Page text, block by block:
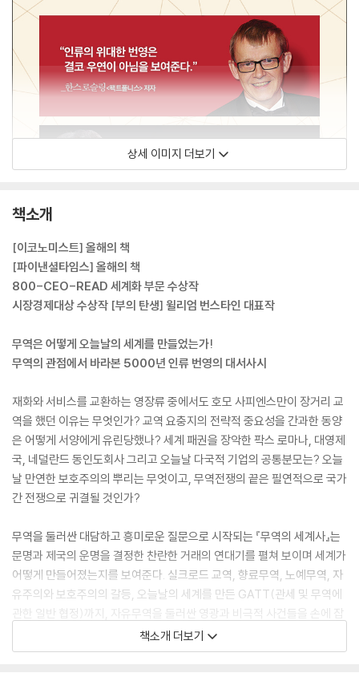
상세 이미지 더보기
책소개
[이코노미스트] 올해의 책
[파이낸셜타임스] 올해의 책
800-CEO-READ 세계화 부문 수상작
시장경제대상 수상작 [부의 탄생] 윌리엄 번스타인 대표작
무역은 어떻게 오늘날의 세계를 만들었는가!
무역의 관점에서 바라본 5000년 인류 번영의 대서사시
재화와 서비스를 교환하는 영장류 중에서도 호모 사피엔스만이 장거리 교
역을 했던 이유는 무엇인가? 교역 요충지의 전략적 중요성을 간과한 동양
은 어떻게 서양에게 유린당했나? 세계 패권을 장악한 팍스 로마나, 대영제
국, 네덜란드 동인도회사 그리고 오늘날 다국적 기업의 공통분모는? 오늘
날 만연한 보호주의의 뿌리는 무엇이고, 무역전쟁의 끝은 필연적으로 국가
간 전쟁으로 귀결될 것인가?
무역을 둘러싼 대담하고 흥미로운 질문으로 시작되는 『무역의 세계사』는
문명과 제국의 운명을 결정한 찬란한 거래의 연대기를 펼쳐 보이며 세계가
어떻게 만들어졌는지를 보여준다. 실크로드 교역, 향료무역, 노예무역, 자
유주의와 보호주의의 갈등, 오늘날의 세계를 만든 GATT(관세 및 무역에
관한 일반 협정)까지, 자유무역을 둘러싼 영광과 비극적 사건들을 손에 잡
힐 듯 생생하게 그려내는 이 책은 미중 무역전쟁과 브렉시트로 촉발된 반
세계화의 혼돈 속에서 독자들에게 세계정세를 이해하는 날카로운 눈을 제
책소개 더보기